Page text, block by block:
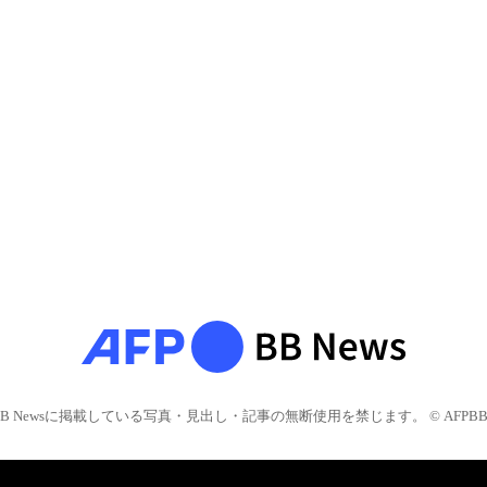
Newsに掲載している写真・見出し・記事の無断使用を禁じます。 © AFPBB